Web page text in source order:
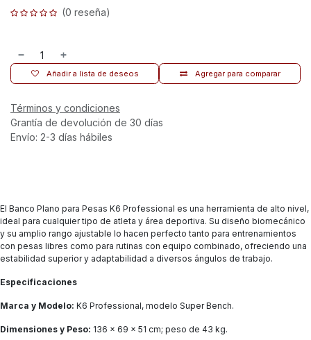
(0 reseña)
Agregar para comparar
Añadir a lista de deseos
Términos y condiciones
Grantía de devolución de 30 días
Envío: 2-3 días hábiles
El Banco Plano para Pesas K6 Professional es una herramienta de alto nivel,
ideal para cualquier tipo de atleta y área deportiva. Su diseño biomecánico
y su amplio rango ajustable lo hacen perfecto tanto para entrenamientos
con pesas libres como para rutinas con equipo combinado, ofreciendo una
estabilidad superior y adaptabilidad a diversos ángulos de trabajo.
Especificaciones
Marca y Modelo: K6 Professional, modelo Super Bench.
Dimensiones y Peso: 136 x 69 x 51 cm; peso de 43 kg.